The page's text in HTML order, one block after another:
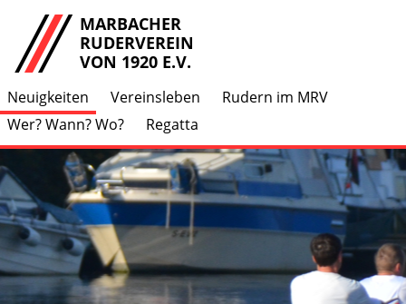
MARBACHER
RUDERVEREIN
VON 1920 E.V.
Neuigkeiten Vereinsleben
Rudern im MRV
Wer? Wann? Wo?
Regatta